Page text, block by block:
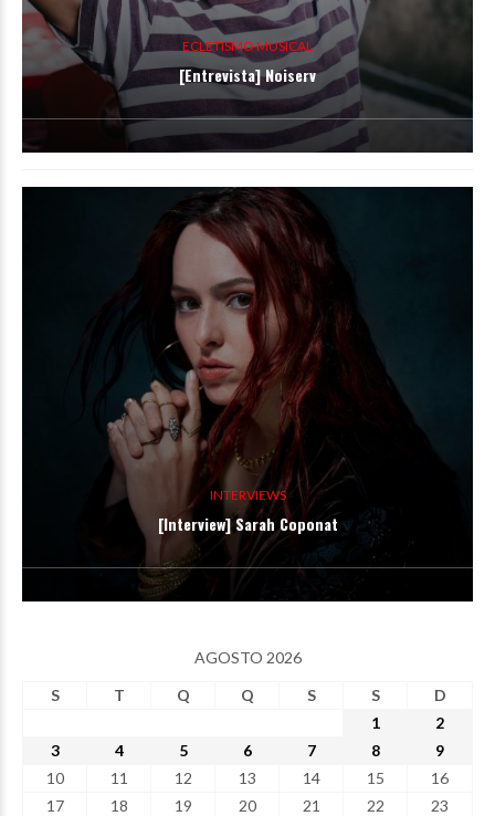
ECLETISMO MUSICAL
[Entrevista] Noiserv
INTERVIEWS
[Interview] Sarah Coponat
AGOSTO 2026
S
T Q Q S S
D
1
2
3
4 5 6 7 8
9
10
11 12 13 14 15
16
17
18 19 20 21 22
23